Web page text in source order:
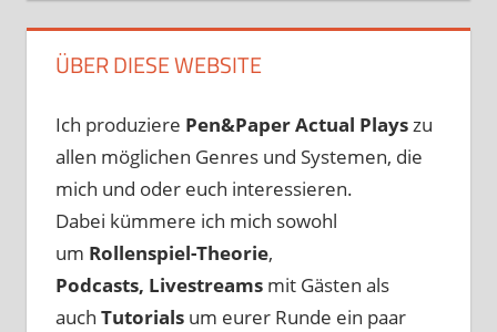
ÜBER DIESE WEBSITE
Ich produziere Pen&PaperActual Playszu
allen möglichen Genres und Systemen, die
mich und oder euch interessieren.
Dabei kümmere ich mich sowohl
um Rollenspiel-Theorie,
Podcasts, Livestreams mit Gästen als
auch Tutorials um eurer Runde ein paar